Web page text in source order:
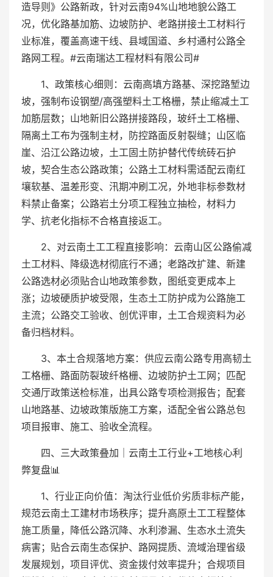
造导则》公路新政，针对云南94%山地地貌公路工
况，优化路基加筋、边坡防护、老路拼接土工材料行
业标准，覆盖高速干线、县域国道、乡村通村公路全
路网工程。#云南瑞达工程材料有限公司#
1、政策核心细则：云南高填方路基、深挖路堑边
坡，强制布设钢塑/高强塑料土工格栅，禁止缩减土工
加筋层数；山地新旧公路拼接路段，玻纤土工格栅、
隔离土工布为强制主材，防控路面反射裂缝；山区临
崖、沿江公路边坡，土工固土防护替代传统砖石护
坡，契合生态公路政策；公路土工材料需适配云南红
壤软基、温差形变、汛期冲刷工况，外地非标参数材
料禁止备案；公路岩土分项工程独立抽检，材料力
学、抗老化指标不合格直接返工。
2、对云南土工工程直接影响：云南山区公路偷减
土工材料、降级选材彻底行不通；老路改扩建、新建
公路选材必须贴合山地政策参数，图纸变更成本上
涨；边坡硬质护坡受限，生态土工防护成为公路施工
主流；公路交工验收、创优评审，土工合规资料为必
备归档材料。
3、本土合规落地方案：供应云南公路专用高韧土
工格栅、路面防裂玻纤格栅、边坡防护土工网；匹配
交通厅政策送检标准，出具公路专项检测报告；配套
山地路基、边坡政策版施工方案，适配全省公路总包
项目报审、施工、验收全流程。
四、三大政策叠加｜云南土工行业+工地核心利
弊复盘📊
1、行业正向价值：淘汰行业低价劣质非标产能，
规范云南土工建材市场秩序；提升高原土工工程整体
施工质量，降低公路沉降、水利渗漏、生态水土流失
病害；贴合云南生态保护、路网提质、流域治理省级
发展规划，项目评优、资金拨付效率提升；合规项目